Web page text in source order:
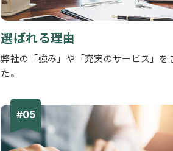
選ばれる理由
弊社の「強み」や「充実のサービス」を
た。